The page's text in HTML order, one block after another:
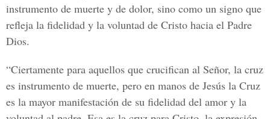
instrumento de muerte y de dolor, sino como un signo que
refleja la fidelidad y la voluntad de Cristo hacia el Padre
Dios.
“Ciertamente para aquellos que crucifican al Señor, la cruz
es instrumento de muerte, pero en manos de Jesús la Cruz
es la mayor manifestación de su fidelidad del amor y la